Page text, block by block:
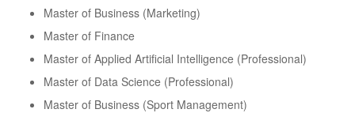
Master of Business (Marketing)
Master of Finance
Master of Applied Artificial Intelligence (Professional)
Master of Data Science (Professional)
Master of Business (Sport Management)